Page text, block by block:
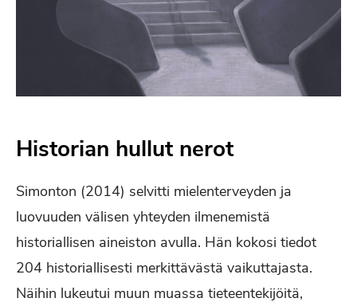
Historian hullut nerot
Simonton (2014) selvitti mielenterveyden ja
luovuuden välisen yhteyden ilmenemistä
historiallisen aineiston avulla. Hän kokosi tiedot
204 historiallisesti merkittävästä vaikuttajasta.
Näihin lukeutui muun muassa tieteentekijöitä,